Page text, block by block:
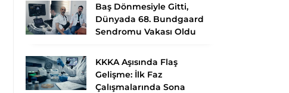
Baş Dönmesiyle Gitti,
Dünyada 68. Bundgaard
Sendromu Vakası Oldu
KKKA Aşısında Flaş
Gelişme: İlk Faz
Çalışmalarında Sona